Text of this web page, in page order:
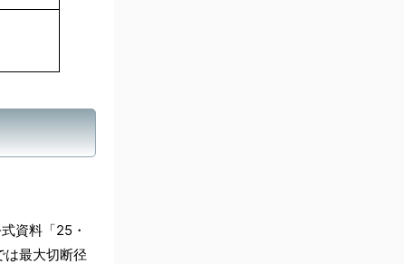
資料「25・
は最大切断径